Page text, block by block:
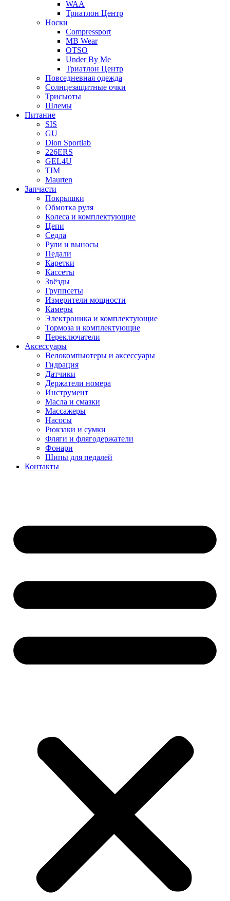
WAA
Триатлон Центр
Носки
Compressport
MB Wear
OTSO
Under By Me
Триатлон Центр
Повседневная одежда
Солнцезащитные очки
Трисьюты
Шлемы
Питание
SIS
GU
Dion Sportlab
226ERS
GEL4U
TIM
Maurten
Запчасти
Покрышки
Обмотка руля
Колеса и комплектующие
Цепи
Седла
Рули и выносы
Педали
Каретки
Кассеты
Звёзды
Группсеты
Измерители мощности
Камеры
Электроника и комплектующие
Тормоза и комплектующие
Переключатели
Аксессуары
Велокомпьютеры и аксессуары
Гидрация
Датчики
Держатели номера
Инструмент
Масла и смазки
Массажеры
Насосы
Рюкзаки и сумки
Фляги и флягодержатели
Фонари
Шипы для педалей
Контакты